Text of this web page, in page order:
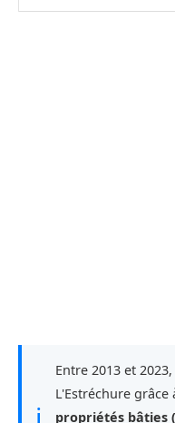
Entre 2013 et
L'Estréchure grâce
propriétés bâties